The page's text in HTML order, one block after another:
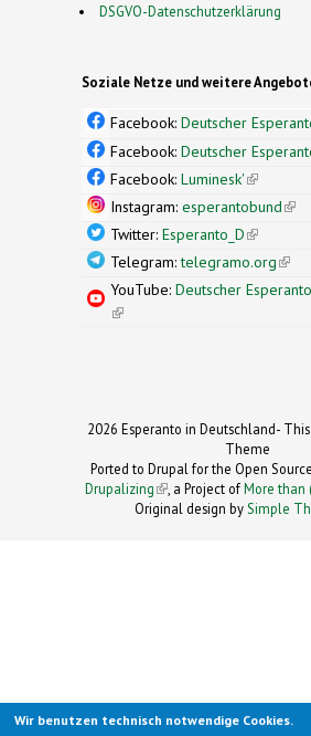
DSGVO-Datenschutzerklärung
Soziale Netze und weitere
Facebook: Deutscher
Facebook: Deutscher
Facebook: Luminesk'(link is
Instagram: esperantobund
Twitter: Esperanto_D(link is
Telegram:telegramo.org(link
YouTube: Deutscher
(link is external)
2026 Esperanto in Deutschland-
Theme
Ported to Drupal for the Open
Drupalizing(link is external)
, a Project ofMore than
Original design by Simple
Wir benutzen technisch notwendige Cookies.